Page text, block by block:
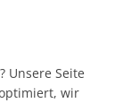
Unsere Seite
wir